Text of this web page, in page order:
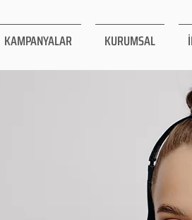
KAMPANYALAR KURUMSAL